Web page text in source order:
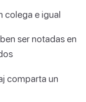
colega e igual
ser notadas en
comparta un